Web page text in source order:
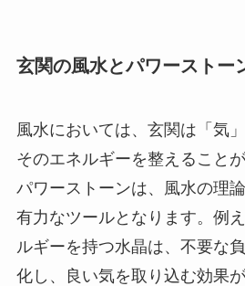
玄関の風水とパワーストー
風水においては、玄関は「気
そのエネルギーを整えること
パワーストーンは、風水の理
有力なツールとなります。例
ルギーを持つ水晶は、不要な
化し、良い気を取り込む効果